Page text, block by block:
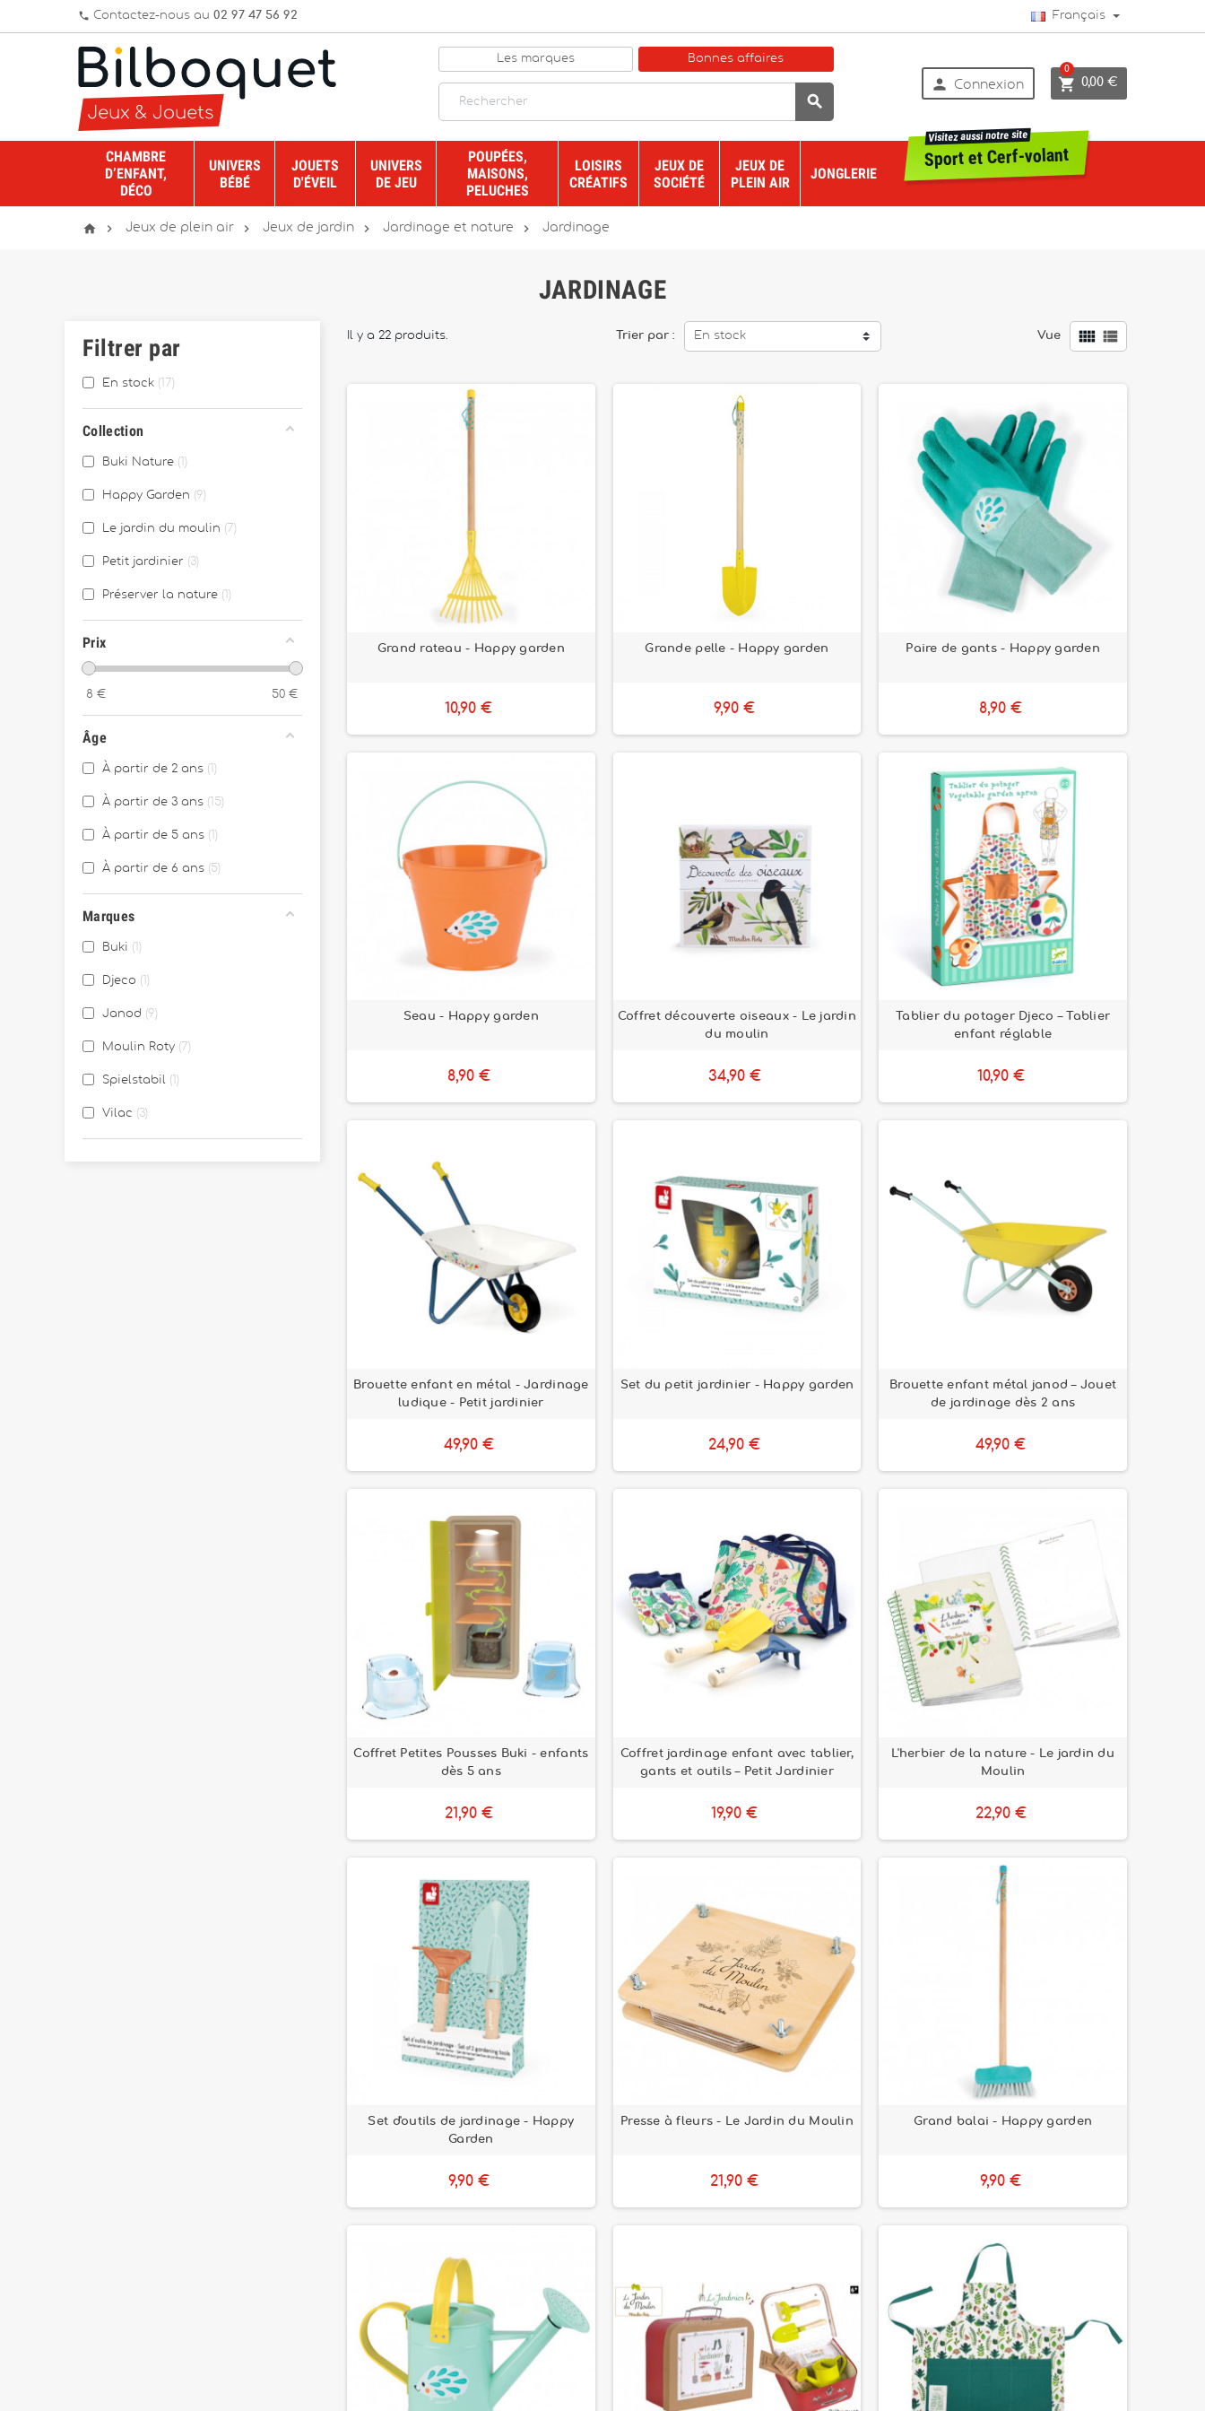
phone Contactez-nous au 02 97 47 56 92 Français
Les marques Bonnes affaires

 Connexion  0,00 €
0
CHAMBRE
D’ENFANT,
DÉCO
UNIVERS
BÉBÉ
JOUETS
D'ÉVEIL
UNIVERS
DE JEU
POUPÉES,
MAISONS,
PELUCHES
LOISIRS
CRÉATIFS
JEUX DE
SOCIÉTÉ
JEUX DE
PLEIN AIR
JONGLERIE
Sport et Cerf-volant
Visitez aussi notre site
  Jeux de plein air  Jeux de jardin  Jardinage et nature  Jardinage
JARDINAGE
Filtrer par
En stock 17
Collection
Buki Nature
Happy Garden 9
Le jardin du moulin 7
Petit jardinier 3
Préserver la nature
Prix
8 € 50 €
Âge
À partir de 2 ans
À partir de 3 ans 15
À partir de 5 ans
À partir de 6 ans 5
Marques
Buki
Djeco
Janod 9
Moulin Roty 7
Spielstabil
Vilac 3
Il y a 22 produits. Trier par : En stock Vue  
Grand rateau - Happy garden
10,90 €
Grande pelle - Happy garden
9,90 €
Paire de gants - Happy garden
8,90 €
Seau - Happy garden
8,90 €
Coffret découverte oiseaux - Le jardin
du moulin
34,90 €
Tablier du potager Djeco – Tablier
enfant réglable
10,90 €
Brouette enfant en métal - Jardinage
ludique - Petit jardinier
49,90 €
Set du petit jardinier - Happy garden
24,90 €
Brouette enfant métal janod – Jouet
de jardinage dès 2 ans
49,90 €
Coffret Petites Pousses Buki - enfants
dès 5 ans
21,90 €
Coffret jardinage enfant avec tablier,
gants et outils – Petit Jardinier
19,90 €
L'herbier de la nature - Le jardin du
Moulin
22,90 €
Set d'outils de jardinage - Happy
Garden
9,90 €
Presse à fleurs - Le Jardin du Moulin
21,90 €
Grand balai - Happy garden
9,90 €